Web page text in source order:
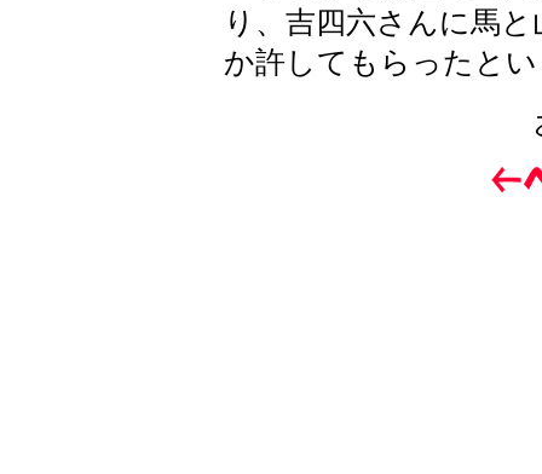
り、吉四六さんに馬
か許してもらったと